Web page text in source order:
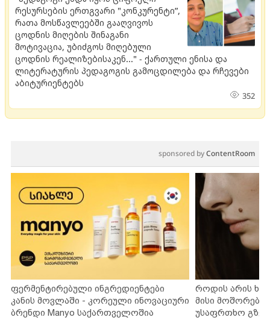
რესურსების ერთგვარი "კონკურენტი”,
რათა მოსწავლეებში გააღვივოს
ცოდნის მიღების შინაგანი
მოტივაცია, უბიძგოს მიღებული
ცოდნის რეალიზებისაკენ..." - ქართული ენისა და
ლიტერატურის პედაგოგის გამოცდილება და რჩევები
აბიტურიენტებს
352
sponsored byContentRoom
ფერმენტირებული ინგრედიენტები
კანის მოვლაში - კორეული ინოვაციური
ბრენდი Manyo საქართველოშია
როდის არის
მისი
უსაფრთხო